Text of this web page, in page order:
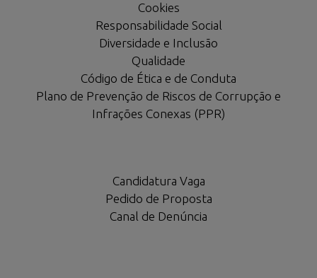
Cookies
Responsabilidade Social
Diversidade e Inclusão
Qualidade
Código de Ética e de Conduta
Plano de Prevenção de Riscos de Corrupção e
Infrações Conexas (PPR)
Candidatura Vaga
Pedido de Proposta
Canal de Denúncia